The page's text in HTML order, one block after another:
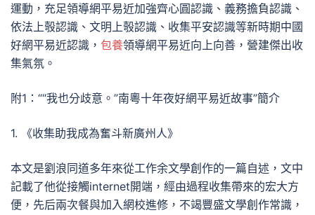
運動，充足領導網平易近加強齊心圓認識、義務擔負認識、
依法上彀認識、文明上彀認識、收集平安認識等新時期中國
好網平易近認識， 包養領導網平易近向上向善，營建傑出收
集氣氛。
附1：““我也分歧意。”南粵十年夜好網平易近故事”簡介
1. 《收集助我成為奮斗新廣州人》
本文是劉浪同道多年來從工作余文學創作的一篇自述，文中
記載了他從接觸internet開端，經由過程收集帶來的宏大方
便，先后兩次餐與加入網校進修，不竭豐盛文學創作常識，